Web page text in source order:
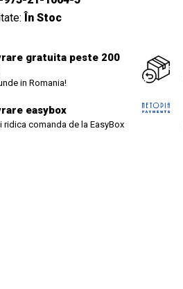
În Stoc
gratuita peste 200
in Romania!
easybox
ridica comanda de la EasyBox